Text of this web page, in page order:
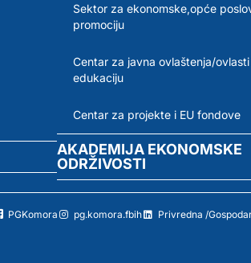
Sektor za ekonomske,opće
promociju
Centar za javna ovlaštenja/ovlasti
edukaciju
Centar za projekte i EU fondove
AKADEMIJA EKONOMSKE
ODRŽIVOSTI
PGKomora pg.komora.fbih Privredna /